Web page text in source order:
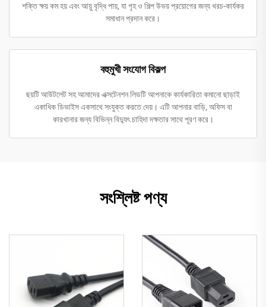
শক্তি ক্ষয় কম হয় এবং আয়ু বৃদ্ধি পায়, যা গৃহ ও শিল্প উভয় প্রয়োগের জন্য খরচ-কার্যকর
সমাধান প্রদান করে।
বহুমুখী সংযোগ বিকল্প
ছয়টি আউটলেট সহ আমাদের এক্সটেনশন লিডটি আপনাকে কার্যকারিতা কমানো ছাড়াই
একাধিক ডিভাইস একসাথে সংযুক্ত করতে দেয়। এটি আপনার বাড়ি, অফিস বা
কারখানার জন্য বিভিন্ন বিদ্যুৎ চাহিদা দক্ষতার সাথে পূরণ করে।
সংশ্লিষ্ট পণ্য